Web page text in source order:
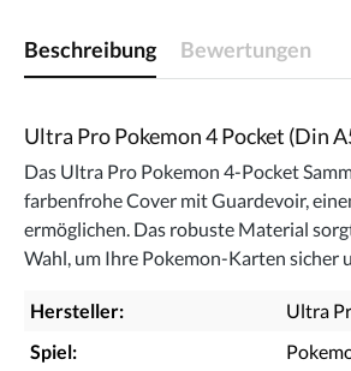
Beschreibung Bewertungen
Ultra Pro Pokemon 4 Pocket (Din
Das Ultra Pro Pokemon 4-Pocket
farbenfrohe Cover mit Guardevoir,
ermöglichen. Das robuste Material
Wahl, um Ihre Pokemon-Karten sicher
Hersteller:
Ultra
Spiel: